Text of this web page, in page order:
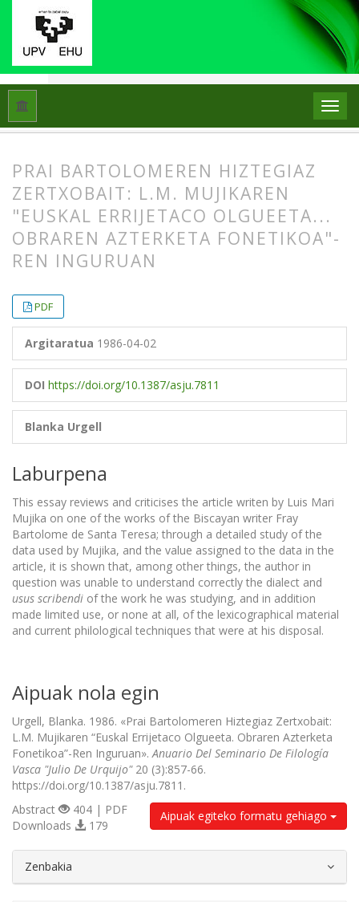
Hasiera Artikuluak
PRAI BARTOLOMEREN HIZTEGIAZ
ZERTXOBAIT: L.M. MUJIKAREN
"EUSKAL ERRIJETACO OLGUEETA...
OBRAREN AZTERKETA FONETIKOA"-
REN INGURUAN
PDF
Argitaratua 1986-04-02
DOI https://doi.org/10.1387/asju.7811
Blanka Urgell
Laburpena
This essay reviews and criticises the article writen by Luis Mari
Mujika on one of the works of the Biscayan writer Fray
Bartolome de Santa Teresa; through a detailed study of the
data used by Mujika, and the value assigned to the data in the
article, it is shown that, among other things, the author in
question was unable to understand correctly the dialect and
usus scribendi of the work he was studying, and in addition
made limited use, or none at all, of the lexicographical material
and current philological techniques that were at his disposal.
Aipuak nola egin
Urgell, Blanka. 1986. «Prai Bartolomeren Hiztegiaz Zertxobait:
L.M. Mujikaren “Euskal Errijetaco Olgueeta. Obraren Azterketa
Fonetikoa”-Ren Inguruan».Anuario Del Seminario De Filología
Vasca "Julio De Urquijo"20 (3):857-66.
https://doi.org/10.1387/asju.7811.
Aipuak egiteko formatu gehiago
Abstract
404 | PDF
Downloads
179
Zenbakia